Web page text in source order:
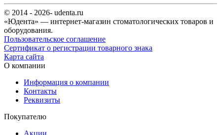
© 2014 - 2026- udenta.ru
«Юдента» — интернет-магазин стоматологических товаров и
оборудования.
Пользовательское соглашение
Сертификат о регистрации товарного знака
Карта сайта
О компании
Информация о компании
Контакты
Реквизиты
Покупателю
Акции